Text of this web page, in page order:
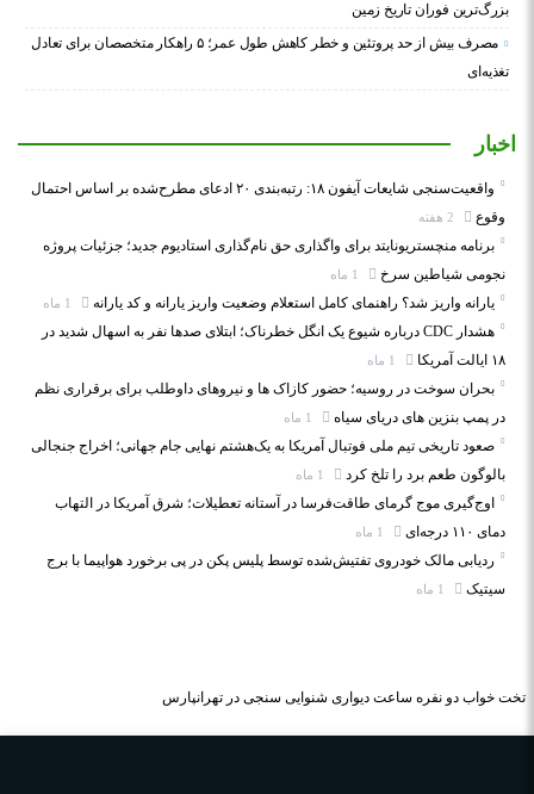
بزرگ‌ترین فوران تاریخ زمین
مصرف بیش از حد پروتئین و خطر کاهش طول عمر؛ ۵ راهکار متخصصان برای تعادل
تغذیه‌ای
اخبار
واقعیت‌سنجی شایعات آیفون ۱۸: رتبه‌بندی ۲۰ ادعای مطرح‌شده بر اساس احتمال
وقوع
برنامه منچستریونایتد برای واگذاری حق نام‌گذاری استادیوم جدید؛ جزئیات پروژه
نجومی شیاطین سرخ
یارانه واریز شد؟ راهنمای کامل استعلام وضعیت واریز یارانه و کد یارانه
هشدار CDC درباره شیوع یک انگل خطرناک؛ ابتلای صدها نفر به اسهال شدید در
۱۸ ایالت آمریکا
بحران سوخت در روسیه؛ حضور کازاک‌ ها و نیروهای داوطلب برای برقراری نظم
در پمپ بنزین‌ های دریای سیاه
صعود تاریخی تیم ملی فوتبال آمریکا به یک‌هشتم نهایی جام جهانی؛ اخراج جنجالی
بالوگون طعم برد را تلخ کرد
اوج‌گیری موج گرمای طاقت‌فرسا در آستانه تعطیلات؛ شرق آمریکا در التهاب
دمای ۱۱۰ درجه‌ای
ردیابی مالک خودروی تفتیش‌شده توسط پلیس پکن در پی برخورد هواپیما با برج
سیتیک
تخت خواب دو نفره ساعت دیواری شنوایی سنجی در تهرانپارس